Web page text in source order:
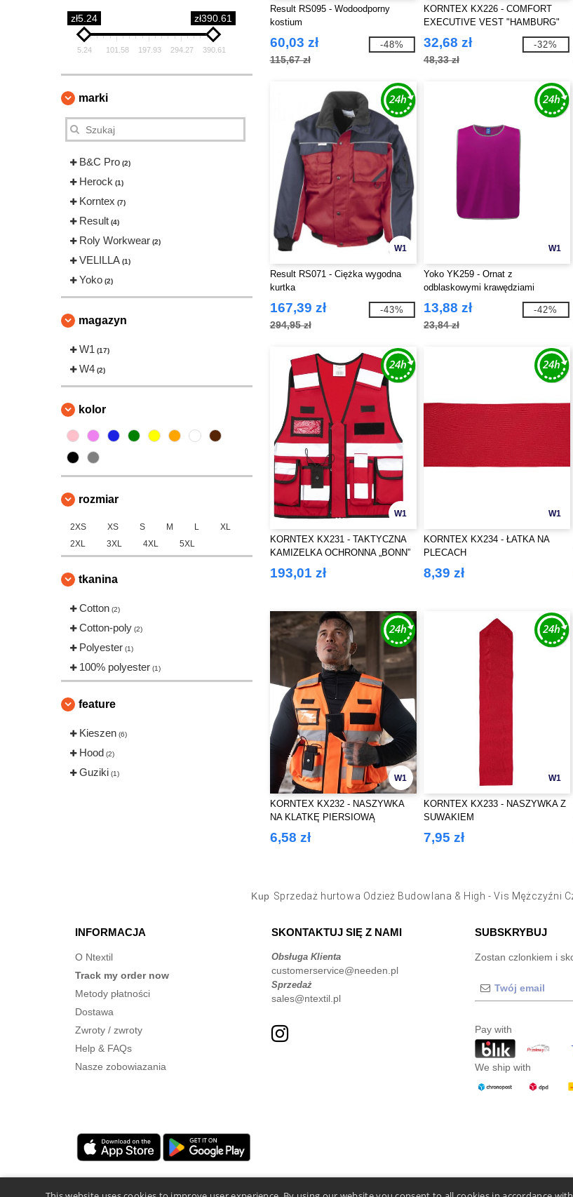
zł5.24 zł390.61
5.24 101.58 197.93 294.27 390.61
marki
B&C Pro (2)
Herock (1)
Korntex (7)
Result (4)
Roly Workwear (2)
VELILLA (1)
Yoko (2)
magazyn
W1 (17)
W4 (2)
kolor
rozmiar
2XS XS S M L
XL
2XL
3XL 4XL 5XL
tkanina
Cotton (2)
Cotton-poly (2)
Polyester (1)
100% polyester (1)
feature
Kieszen (6)
Hood (2)
Guziki (1)
Result RS095 - Wodoodporny
kostium
60,03 zł
115,67 zł
-48%
KORNTEX KX226 - COMFORT
EXECUTIVE VEST "HAMBURG"
32,68 zł
48,33 zł
-32%
W1
Result RS071 - Ciężka wygodna
kurtka
167,39 zł
294,95 zł
-43%
W1
Yoko YK259 - Ornat z
odblaskowymi krawędziami
13,88 zł
23,84 zł
-42%
W1
KORNTEX KX231 - TAKTYCZNA
KAMIZELKA OCHRONNA „BONN”
193,01 zł
W1
KORNTEX KX234 - ŁATKA NA
PLECACH
8,39 zł
W1
KORNTEX KX232 - NASZYWKA
NA KLATKĘ PIERSIOWĄ
6,58 zł
W1
KORNTEX KX233 - NASZYWKA Z
SUWAKIEM
7,95 zł
Kup Sprzedaż hurtowa Odzież Budowlana & High - Vis Mężczyźni
INFORMACJA
O Ntextil
Track my order now
Metody płatności
Dostawa
Zwroty / zwroty
Help & FAQs
Nasze zobowiazania
SKONTAKTUJ SIĘ Z NAMI
Obsługa Klienta
customerservice@needen.pl
Sprzedaż
sales@ntextil.pl
SUBSKRYBUJ
Zostan czlonkiem i
Pay with
We ship with